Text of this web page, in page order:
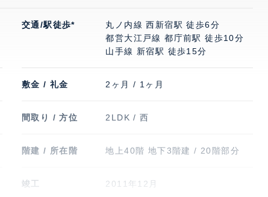
交通/駅徒歩*
丸ノ内線 西新宿駅 徒歩6分
都営大江戸線 都庁前駅 徒歩10分
山手線 新宿駅 徒歩15分
敷金 / 礼金 2ヶ月 / 1ヶ月
間取り / 方位 2LDK / 西
階建 / 所在階 地上40階 地下3階建 / 20階部分
竣工 2011年12月